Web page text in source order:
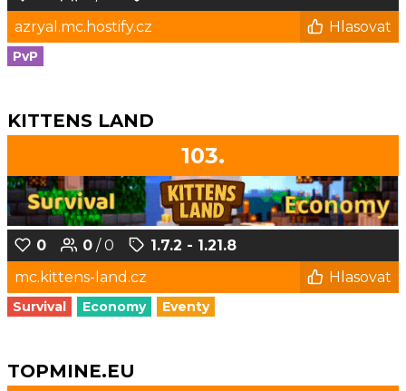
azryal.mc.hostify.cz
Hlasovat
PvP
KITTENS LAND
103.
0 0 / 0
1.7.2 - 1.21.8
mc.kittens-land.cz
Hlasovat
Survival Economy Eventy
TOPMINE.EU